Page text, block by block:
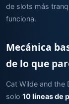
de slots más
funciona.
Mecánica
de lo que
Cat Wilde and the
solo 10 líneas de